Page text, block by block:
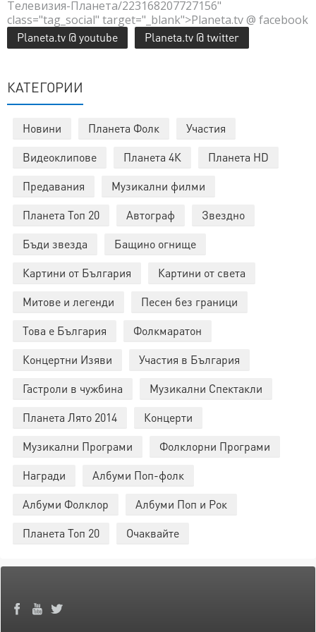
Телевизия-Планета/223168207727156"
class="tag_social" target="_blank">Planeta.tv @ facebook
Planeta.tv @ youtube Planeta.tv @ twitter
КАТЕГОРИИ
Новини Планета Фолк
Участия
Видеоклипове
Планета 4К
Планета HD
Предавания
Музикални филми
Планета Топ 20
Автограф
Звездно
Бъди звезда
Бащино огнище
Картини от България
Картини от света
Митове и легенди
Песен без граници
Това е България
Фолкмаратон
Концертни Изяви
Участия в България
Гастроли в чужбина
Музикални Спектакли
Планета Лято 2014
Концерти
Музикални Програми
Фолклорни Програми
Награди
Албуми Поп-фолк
Албуми Фолклор
Албуми Поп и Рок
Планета Топ 20
Очаквайте